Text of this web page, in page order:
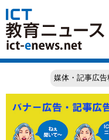
媒体・記事広告